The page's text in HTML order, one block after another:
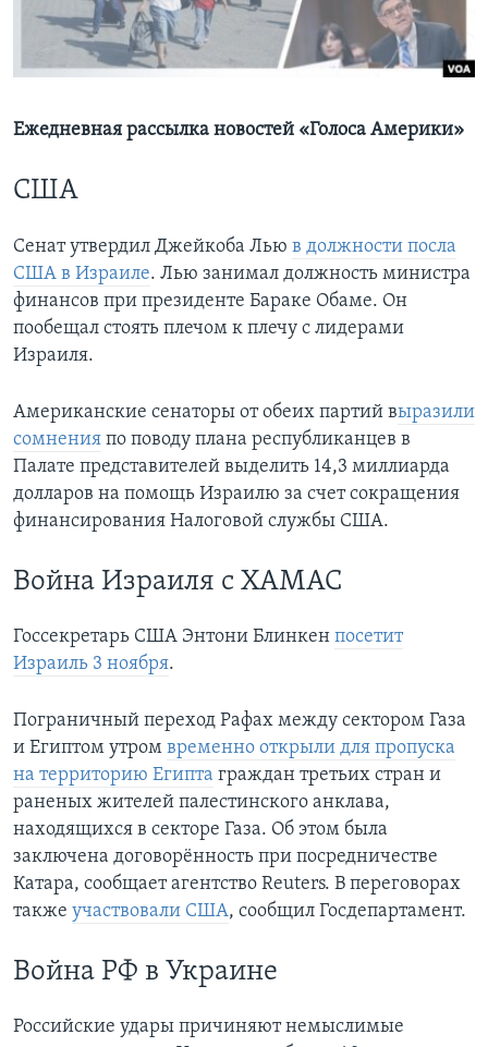
Learning English
Языки
Ежедневная рассылка новостей «Голоса Америки»
США
Сенат утвердил Джейкоба Лью в должности посла
США в Израиле. Лью занимал должность министра
финансов при президенте Бараке Обаме. Он
пообещал стоять плечом к плечу с лидерами
Израиля.
Американские сенаторы от обеих партий выразили
сомнения по поводу плана республиканцев в
Палате представителей выделить 14,3 миллиарда
долларов на помощь Израилю за счет сокращения
финансирования Налоговой службы США.
Война Израиля с ХАМАС
Госсекретарь США Энтони Блинкен посетит
Израиль 3 ноября.
Пограничный переход Рафах между сектором Газа
и Египтом утром временно открыли для пропуска
на территорию Египта граждан третьих стран и
раненых жителей палестинского анклава,
находящихся в секторе Газа. Об этом была
заключена договорённость при посредничестве
Катара, сообщает агентство Reuters. В переговорах
также участвовали США, сообщил Госдепартамент.
Война РФ в Украине
Российские удары причиняют немыслимые